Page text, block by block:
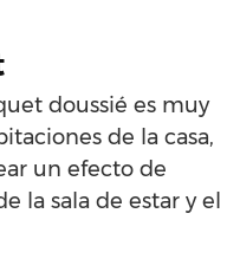
doussié es muy
de la casa,
un efecto de
la sala de estar y el